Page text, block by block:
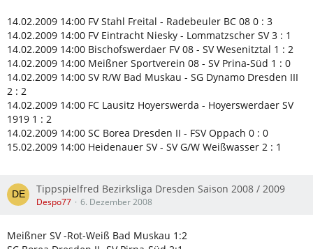
14.02.2009 14:00 FV Stahl Freital - Radebeuler BC 08 0 : 3
14.02.2009 14:00 FV Eintracht Niesky - Lommatzscher SV 3 : 1
14.02.2009 14:00 Bischofswerdaer FV 08 - SV Wesenitztal 1 : 2
14.02.2009 14:00 Meißner Sportverein 08 - SV Prina-Süd 1 : 0
14.02.2009 14:00 SV R/W Bad Muskau - SG Dynamo Dresden III
2 : 2
14.02.2009 14:00 FC Lausitz Hoyerswerda - Hoyerswerdaer SV
1919 1 : 2
14.02.2009 14:00 SC Borea Dresden II - FSV Oppach 0 : 0
15.02.2009 14:00 Heidenauer SV - SV G/W Weißwasser 2 : 1
Tippspielfred Bezirksliga Dresden Saison 2008 / 2009
Despo77 6. Dezember 2008
Meißner SV -Rot-Weiß Bad Muskau 1:2